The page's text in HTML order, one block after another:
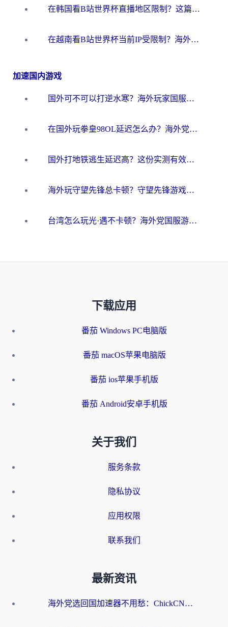
在韩国看B站世界杯直播地区限制？这篇指南让你告别“当前地区不可播放”
在越南看B站世界杯当前IP受限制？海外党体育观赛终极指南来了
加速国内游戏
国外可不可以打逆水寒？海外玩家国服畅玩终极指南（附漫威荒野乱斗加速方案）
在国外玩拳皇98OL延迟怎么办？海外党亲测有效的低延迟指南
国外打地铁逃生延迟高？这份实测有效的低延迟指南帮你吃鸡
海外玩守望先锋总卡顿？守望先锋游戏加速器在哪里买&避坑指南（附欧洲非洲游戏实测）
台湾怎么玩光·遇不卡顿？海外党国服游戏加速终极攻略（附实测体验）
下载应用
番茄 Windows PC电脑版
番茄 macOS苹果电脑版
番茄 ios苹果手机版
番茄 Android安卓手机版
关于我们
服务条款
隐私协议
应用权限
联系我们
最新资讯
海外党选回国加速器不用愁：ChickCN和洞见哪个好？一篇搞定所有疑问